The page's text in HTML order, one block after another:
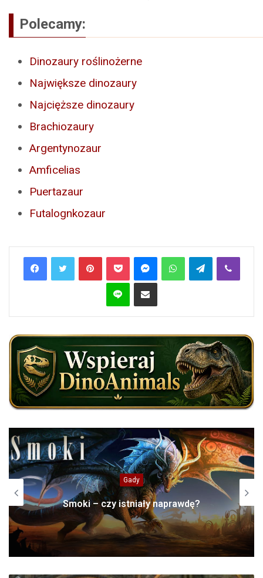
Polecamy:
Dinozaury roślinożerne
Największe dinozaury
Najcięższe dinozaury
Brachiozaury
Argentynozaur
Amficelias
Puertazaur
Futalognkozaur
PinterestPocket MessengerWhatsAppTelegramViber
Line Share via Email
Gady
Smoki – czy istniały naprawdę?